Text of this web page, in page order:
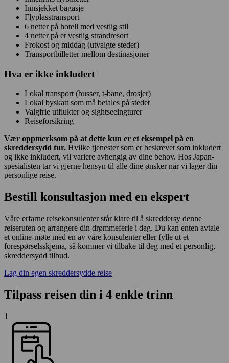
Innsjekket bagasje
Flyplasstransport
6 netter på hotell med vestlig stil
4 netter på et vestlig strandresort
Frokost og middag (utvalgte steder)
Transportbilletter mellom destinasjoner
Hva er ikke inkludert
Lokal transport (busser, t-bane, drosjer)
Lokal byskatt som må betales på stedet
Valgfrie utflukter og sightseeingturer
Reiseforsikring
Vær oppmerksom på at dette kun er et eksempel på en
skreddersydd tur. Hvilke tjenester som er beskrevet som inkludert
og ikke inkludert, vil variere avhengig av dine behov. Hos Japan-
spesialisten tar vi gjerne hensyn til alle dine ønsker når vi lager din
personlige reise.
Bestill konsultasjon med en ekspert
Våre erfarne reisekonsulenter står klare til å skreddersy denne
reiseruten og arrangere din drømmeferie i dag. Du kan enten avtale
et online-møte med en av våre konsulenter eller fylle ut et
forespørselsskjema, så kommer vi tilbake til deg med et personlig,
skreddersydd tilbud.
Lag din egen skreddersydde reise
Tilpass reisen din i 4 enkle trinn
1